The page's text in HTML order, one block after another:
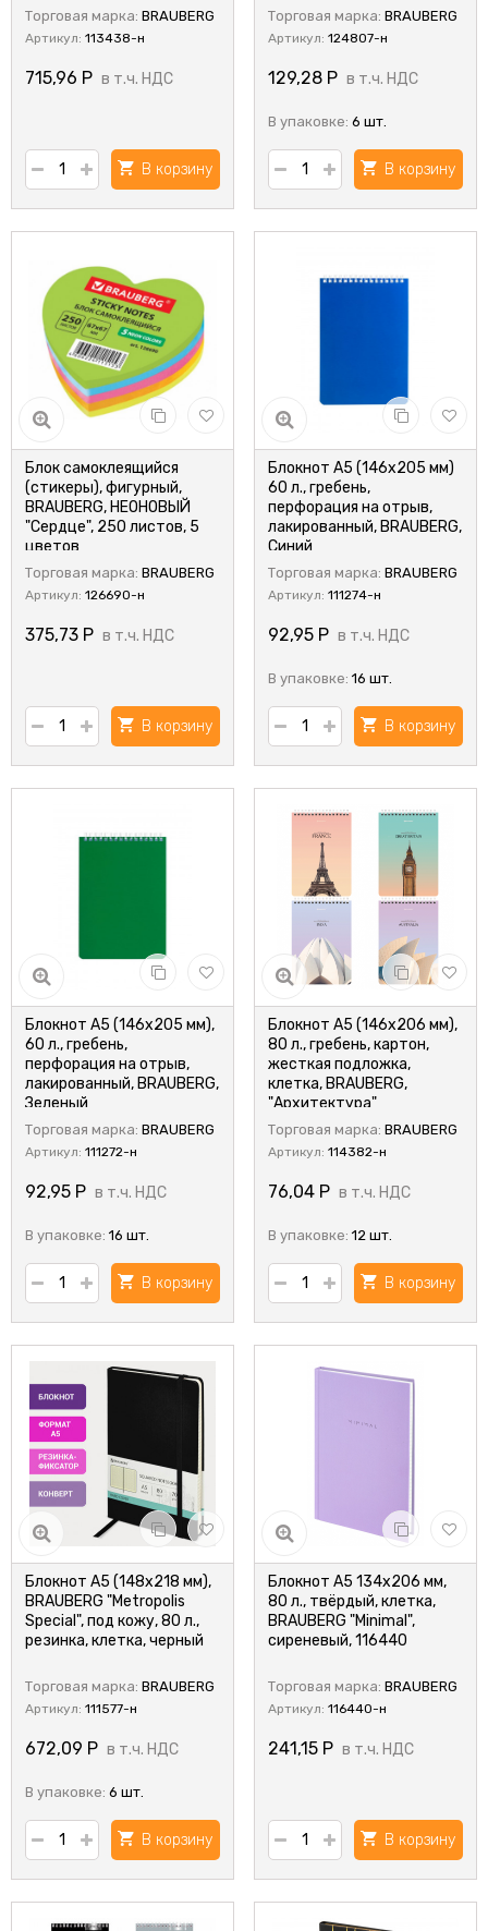
Торговая марка: BRAUBERG
Артикул: 113438-н
715,96 Р в т.ч. НДС
В корзину
Торговая марка: BRAUBERG
Артикул: 124807-н
129,28 Р в т.ч. НДС
В упаковке: 6 шт.
В корзину
Блок самоклеящийся
(стикеры), фигурный,
BRAUBERG, НЕОНОВЫЙ
"Сердце", 250 листов, 5
цветов
Торговая марка: BRAUBERG
Артикул: 126690-н
375,73 Р в т.ч. НДС
В корзину
Блокнот А5 (146х205 мм)
60 л., гребень,
перфорация на отрыв,
лакированный, BRAUBERG,
Синий
Торговая марка: BRAUBERG
Артикул: 111274-н
92,95 Р в т.ч. НДС
В упаковке: 16 шт.
В корзину
Блокнот А5 (146х205 мм),
60 л., гребень,
перфорация на отрыв,
лакированный, BRAUBERG,
Зеленый
Торговая марка: BRAUBERG
Артикул: 111272-н
92,95 Р в т.ч. НДС
В упаковке: 16 шт.
В корзину
Блокнот А5 (146х206 мм),
80 л., гребень, картон,
жесткая подложка,
клетка, BRAUBERG,
"Архитектура"
Торговая марка: BRAUBERG
Артикул: 114382-н
76,04 Р в т.ч. НДС
В упаковке: 12 шт.
В корзину
Блокнот А5 (148x218 мм),
BRAUBERG "Metropolis
Special", под кожу, 80 л.,
резинка, клетка, черный
Торговая марка: BRAUBERG
Артикул: 111577-н
672,09 Р в т.ч. НДС
В упаковке: 6 шт.
В корзину
Блокнот А5 134х206 мм,
80 л., твёрдый, клетка,
BRAUBERG "Minimal",
сиреневый, 116440
Торговая марка: BRAUBERG
Артикул: 116440-н
241,15 Р в т.ч. НДС
В корзину